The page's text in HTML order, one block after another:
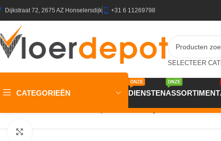
Dijkstraat 72, 2675 AZ Honselersdijk +31 6 11269798
CATEGORIEËN DIENSTEN
ONZE
ASSORTIMENT
ONZE
Gordijnstoffen/Gordijnstof Vancouver
Klik om te vergroten